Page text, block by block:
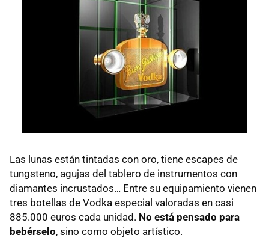
Las lunas están tintadas con oro, tiene escapes de
tungsteno, agujas del tablero de instrumentos con
diamantes incrustados… Entre su equipamiento vienen
tres botellas de Vodka especial valoradas en casi
885.000 euros cada unidad. No está pensado para
bebérselo, sino como objeto artístico.